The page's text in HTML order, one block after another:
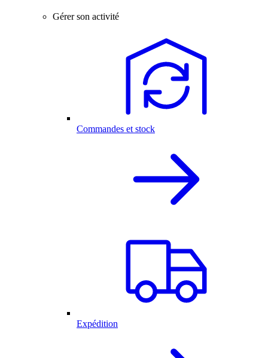
Gérer son activité
Commandes et stock
Expédition